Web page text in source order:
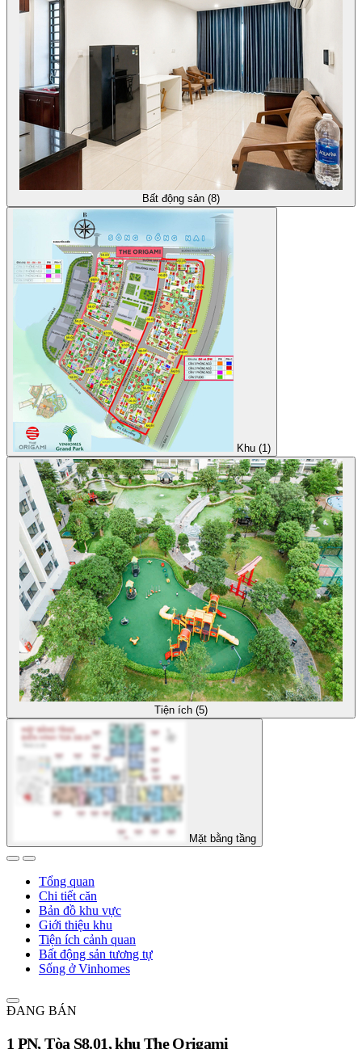
Bất động sản (8)
Khu (1)
Tiện ích (5)
Mặt bằng tầng
Tổng quan
Chi tiết căn
Bản đồ khu vực
Giới thiệu khu
Tiện ích cảnh quan
Bất động sản tương tự
Sống ở Vinhomes
ĐANG BÁN
1 PN, Tòa S8.01, khu The Origami